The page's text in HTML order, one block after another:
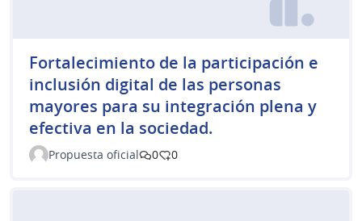
Fortalecimiento de la participación e
inclusión digital de las personas
mayores para su integración plena y
efectiva en la sociedad.
Propuesta oficial 0 0